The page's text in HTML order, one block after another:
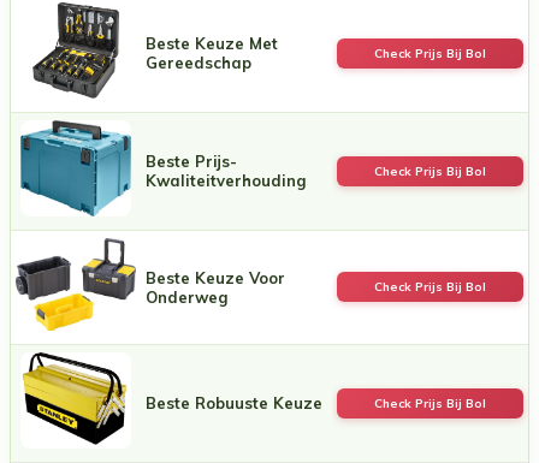
Beste Keuze Met
Gereedschap
Check Prijs Bij Bol
Beste Prijs-
Kwaliteitverhouding
Check Prijs Bij Bol
Beste Keuze Voor
Onderweg
Check Prijs Bij Bol
Beste Robuuste Keuze Check Prijs Bij Bol